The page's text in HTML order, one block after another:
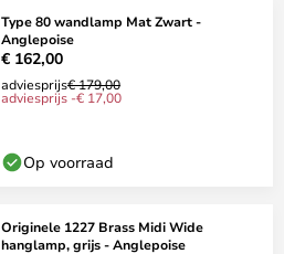
Type 80 wandlamp Mat Zwart -
Anglepoise
€ 162,00
adviesprijs€ 179,00
adviesprijs -€ 17,00
Op voorraad
Originele 1227 Brass Midi Wide
hanglamp, grijs - Anglepoise